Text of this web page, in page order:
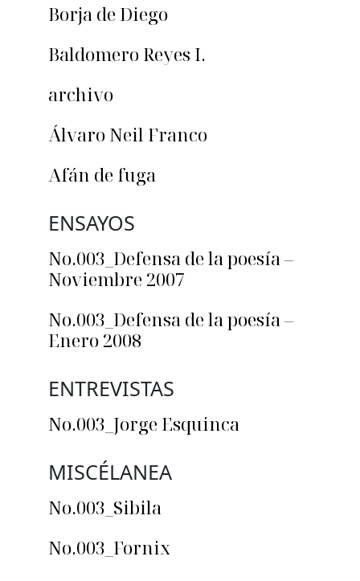
Borja de Diego
Baldomero Reyes I.
archivo
Álvaro Neil Franco
Afán de fuga
ENSAYOS
No.003_Defensa de la poesía –
Noviembre 2007
No.003_Defensa de la poesía –
Enero 2008
ENTREVISTAS
No.003_Jorge Esquinca
MISCÉLANEA
No.003_Sibila
No.003_Fornix